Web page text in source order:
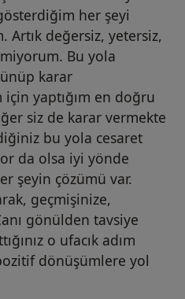
her şeyi
değersiz, yetersiz,
Bu yola
karar
yaptığım en doğru
siz de karar vermekte
bu yola cesaret
da olsa iyi yönde
şeyin çözümü var.
geçmişinize,
gönülden tavsiye
o ufacık adım
dönüşümlere yol